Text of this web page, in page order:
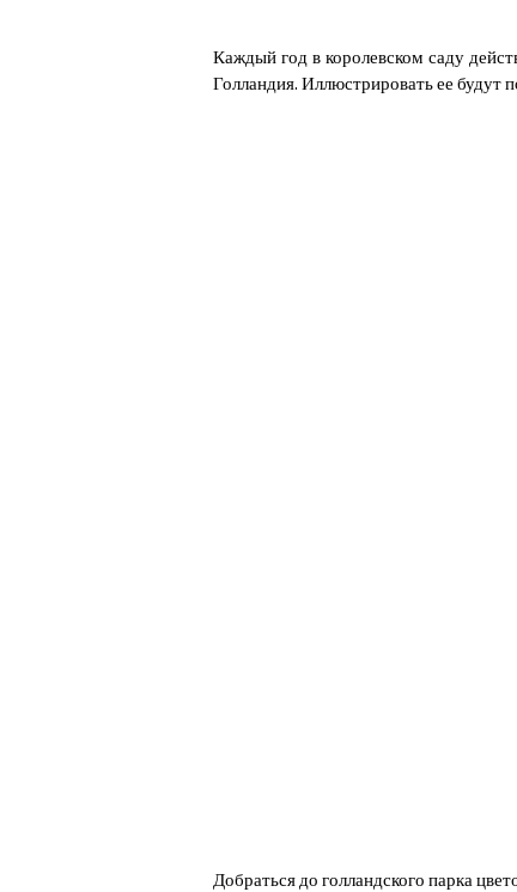
Каждый год в королевском саду
Голландия. Иллюстрировать ее будут
Добраться до голландского парка